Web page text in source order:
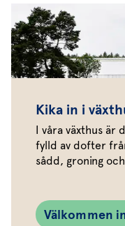
Kika in i
I våra växthus är
fylld av dofter
sådd, groning
Välkommen